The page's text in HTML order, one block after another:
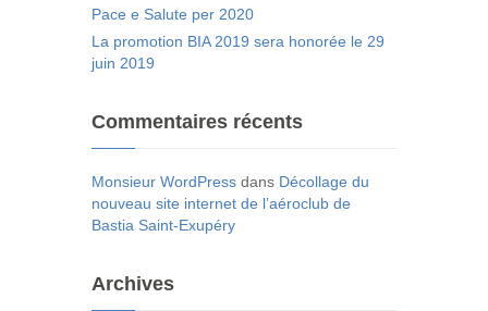
Pace e Salute per 2020
La promotion BIA 2019 sera honorée le 29
juin 2019
Commentaires récents
Monsieur WordPress dans Décollage du
nouveau site internet de l’aéroclub de
Bastia Saint-Exupéry
Archives